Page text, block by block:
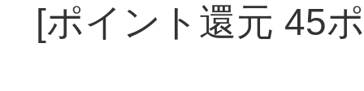
[ポイント還元 45